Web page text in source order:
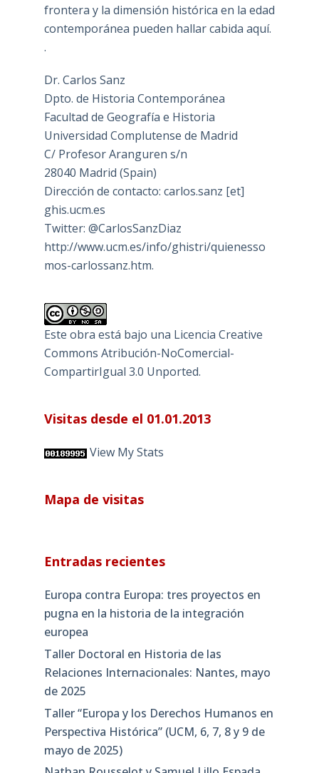
frontera y la dimensión histórica en la edad
contemporánea pueden hallar cabida aquí.
.
Dr. Carlos Sanz
Dpto. de Historia Contemporánea
Facultad de Geografía e Historia
Universidad Complutense de Madrid
C/ Profesor Aranguren s/n
28040 Madrid (Spain)
Dirección de contacto: carlos.sanz [et]
ghis.ucm.es
Twitter: @CarlosSanzDiaz
http://www.ucm.es/info/ghistri/quienesso
mos-carlossanz.htm.
Este obra está bajo una Licencia Creative
Commons Atribución-NoComercial-
CompartirIgual 3.0 Unported.
Visitas desde el 01.01.2013
View My Stats
Mapa de visitas
Entradas recientes
Europa contra Europa: tres proyectos en
pugna en la historia de la integración
europea
Taller Doctoral en Historia de las
Relaciones Internacionales: Nantes, mayo
de 2025
Taller “Europa y los Derechos Humanos en
Perspectiva Histórica” (UCM, 6, 7, 8 y 9 de
mayo de 2025)